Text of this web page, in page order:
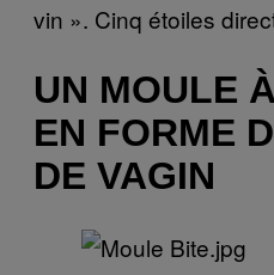
vin ». Cinq étoiles
UN MOULE
EN FORME
DE VAGIN